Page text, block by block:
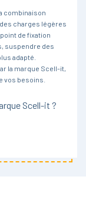
combinaison
charges légères
de fixation
suspendre des
adapté.
la marque Scell-it,
vos besoins.
Scell-it ?
bout pointu, qui se
à filetage
le crochet à
il peut être